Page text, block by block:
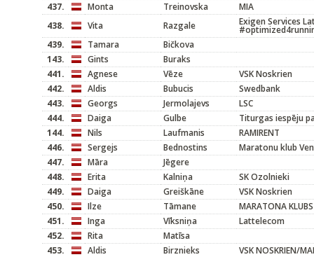
437.
Monta Treinovska
MIA
438.
Vita Razgale Exigen Services
439.
Tamara
Bičkova
143.
Gints
Buraks
441.
Agnese Vēze
VSK Noskrien
442.
Aldis Bubucis
Swedbank
443.
Georgs Jermolajevs
LSC
444.
Daiga Gulbe
Titurgas iespēju
144.
Nils Laufmanis
RAMIRENT
446.
Sergejs Bednostins
Maratonu klub
447.
Māra
Jēgere
448.
Erita Kalniņa
SK Ozolnieki
449.
Daiga Greiškāne
VSK Noskrien
450.
Ilze Tāmane
MARATONA KLUBS
451.
Inga Vīksniņa
Lattelecom
452.
Rita
Matīsa
453.
Aldis Birznieks
VSK NOSKRIEN/